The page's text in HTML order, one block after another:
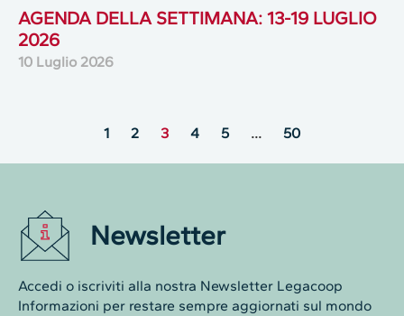
AGENDA DELLA SETTIMANA: 13-19 LUGLIO
2026
10 Luglio 2026
1 2 3 4 5 … 50
Newsletter
Accedi o iscriviti alla nostra Newsletter Legacoop
Informazioni per restare sempre aggiornati sul mondo